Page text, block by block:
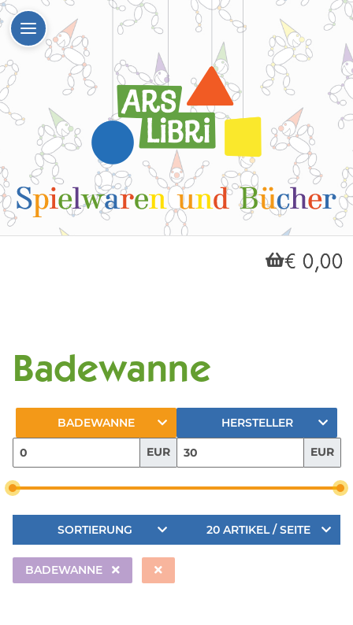
€ 0,00
Badewanne
BADEWANNE HERSTELLER
EUR EUR
SORTIERUNG 20 ARTIKEL / SEITE
BADEWANNE